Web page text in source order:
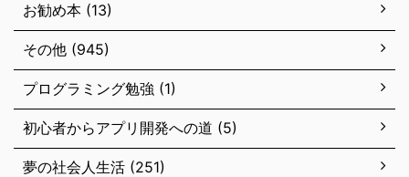
お勧め本 (13)
その他 (945)
プログラミング勉強 (1)
初心者からアプリ開発への道 (5)
夢の社会人生活 (251)